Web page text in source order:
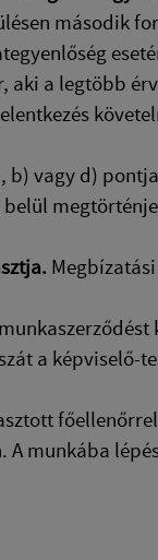
második
a legtöbb
b) vagy d)
a képviselő-
munkába